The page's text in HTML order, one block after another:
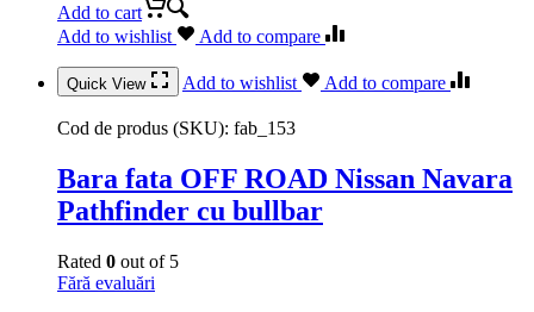
Add to cart
Add to wishlist
Add to compare
Quick View Add to wishlist Add to compare
Cod de produs (SKU): fab_153
Bara fata OFF ROAD Nissan Navara
Pathfinder cu bullbar
Rated 0 out of 5
Fără evaluări